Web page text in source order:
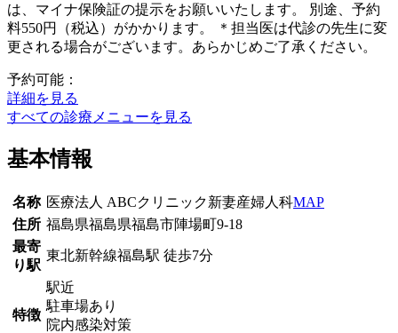
は、マイナ保険証の提示をお願いいたします。 別途、予約
料550円（税込）がかかります。 ＊担当医は代診の先生に変
更される場合がございます。あらかじめご了承ください。
予約可能：
詳細を見る
すべての診療メニューを見る
基本情報
名称 医療法人 ABCクリニック新妻産婦人科MAP
住所 福島県福島県福島市陣場町9-18
最寄
り駅
東北新幹線福島駅 徒歩7分
特徴
駅近
駐車場あり
院内感染対策